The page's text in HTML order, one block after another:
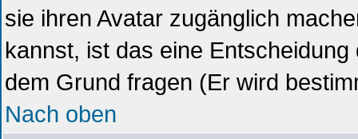
sie ihren Avatar zugänglich
kannst, ist das eine
dem Grund fragen (Er wird
Nach oben